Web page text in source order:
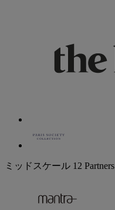
ミッドスケール 12 Partners